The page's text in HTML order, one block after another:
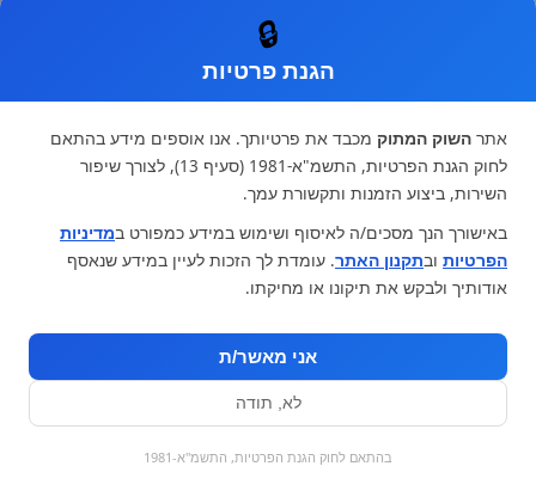
כל המוצרים
0
הקניות שלי מבצעים
🔒
הגנת פרטיות
אתר השוק המתוק מכבד את פרטיותך. אנו אוספים מידע בהתאם
לחוק הגנת הפרטיות, התשמ"א-1981 (סעיף 13), לצורך שיפור
השירות, ביצוע הזמנות ותקשורת עמך.
באישורך הנך מסכים/ה לאיסוף ושימוש במידע כמפורט במדיניות
הפרטיות ובתקנון האתר. עומדת לך הזכות לעיין במידע שנאסף
אודותיך ולבקש את תיקונו או מחיקתו.
אני מאשר/ת
לא, תודה
בהתאם לחוק הגנת הפרטיות, התשמ"א-1981